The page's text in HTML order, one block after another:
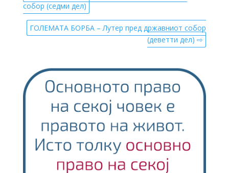
собор (седми дел)
ГОЛЕМАТА БОРБА – Лутер пред државниот собор
(деветти дел) ⇨